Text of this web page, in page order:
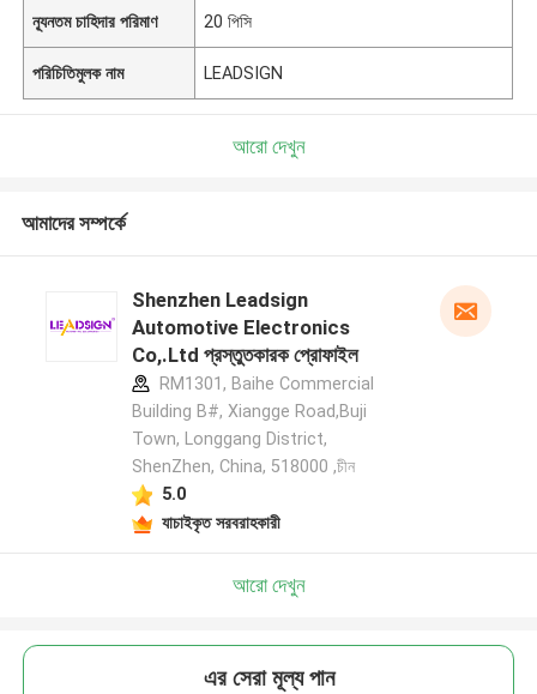
ন্যূনতম চাহিদার পরিমাণ 20 পিসি
পরিচিতিমুলক নাম LEADSIGN
আরো দেখুন
আমাদের সম্পর্কে
Shenzhen Leadsign
Automotive Electronics
Co,.Ltd প্রস্তুতকারক প্রোফাইল
RM1301, Baihe Commercial
Building B#, Xiangge Road,Buji
Town, Longgang District,
ShenZhen, China, 518000 ,চীন
5.0
যাচাইকৃত সরবরাহকারী
আরো দেখুন
এর সেরা মূল্য পান